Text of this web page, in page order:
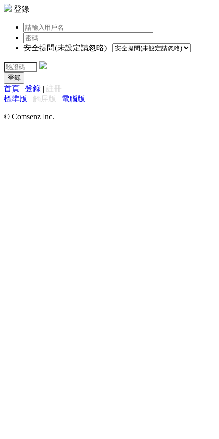
登錄
安全提問(未設定請忽略)
登錄
首頁 | 登錄 | 註冊
標準版 | 觸屏版 | 電腦版 |
© Comsenz Inc.